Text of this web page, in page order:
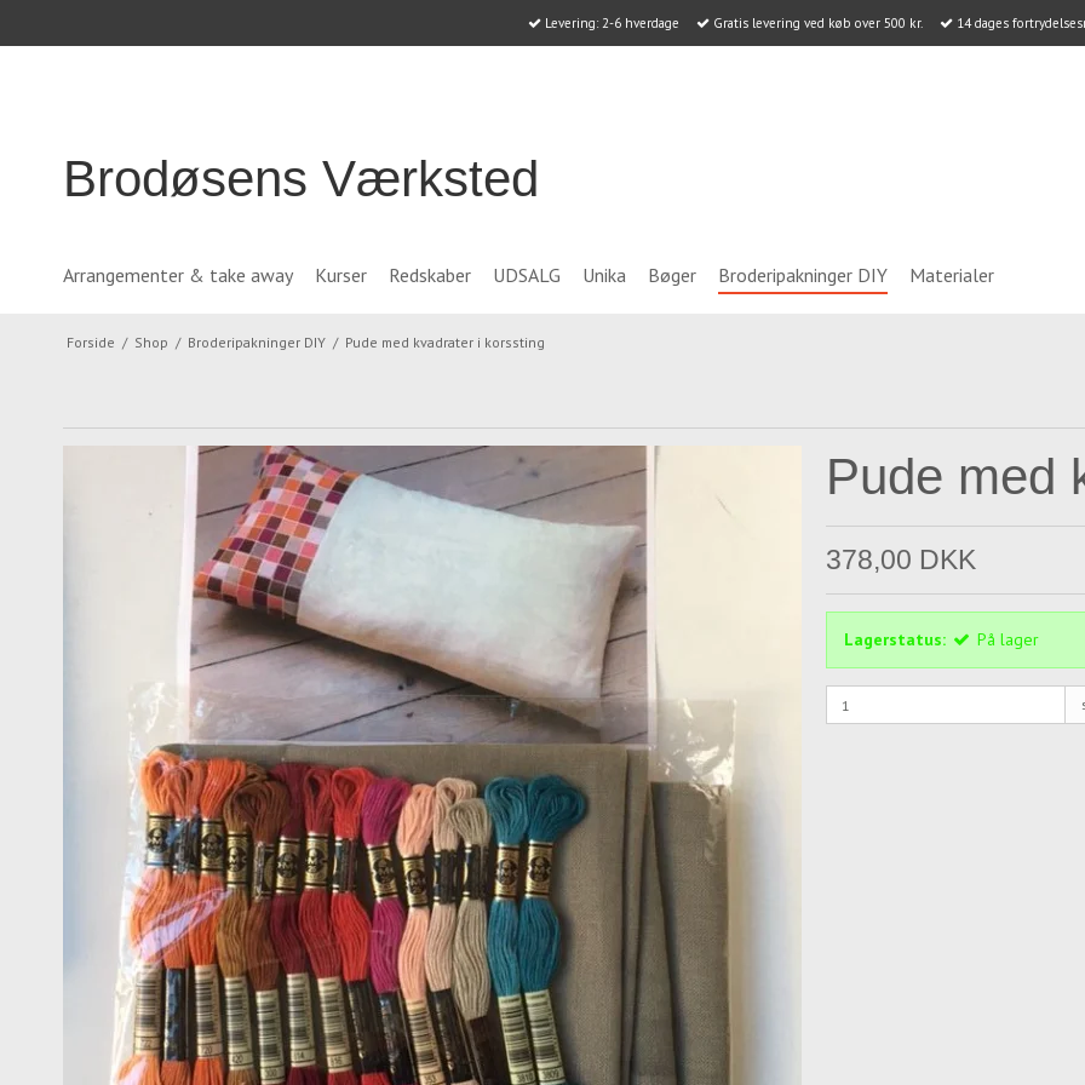
Levering: 2-6 hverdage Gratis levering ved køb over 500 kr. 14 dages
Brodøsens Værksted
Arrangementer & take away Kurser Redskaber UDSALG Unika Bøger Broderipakninger DIY Materialer
Forside / Shop / Broderipakninger DIY / Pude med kvadrater i korssting
Pude med
378,00 DKK
Lagerstatus: På lager